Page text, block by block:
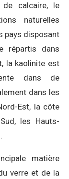
calcaire, le
naturelles
pays disposant
répartis dans
la kaolinite est
dans de
dans les
Est, la côte
les Hauts-
matière
verre et de la